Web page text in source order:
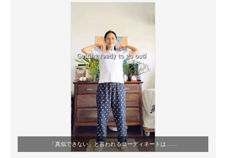
ITの今と未来を見通す
進化するPCとデバイスの未来
好きが集まる 比べて選べる
ビジネスと働き方のヒント
AI活用のいまが分かる
企業ITのトレンドを詳説
「真似できない」と言われるコーディネートは……